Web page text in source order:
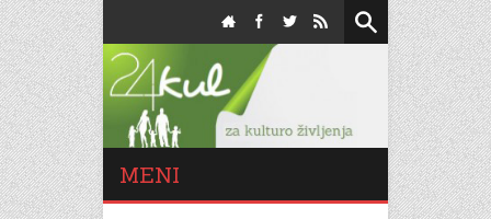
MENI